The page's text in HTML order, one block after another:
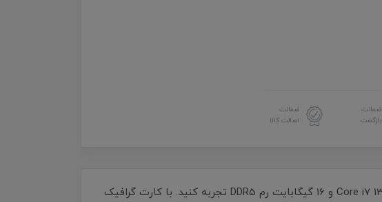
ضمانت
بازگشت
ضمانت
اصالت کالا
با لپ تاپ 15.6 اینچی ام اس آی مدل Cyborg 15 تجربه‌ای از قدرت و سرعت بی‌نظیر را با پردازنده Core i7 13620H و 16 گیگابایت رم DDR5 تجربه کنید. با کارت گرافیک